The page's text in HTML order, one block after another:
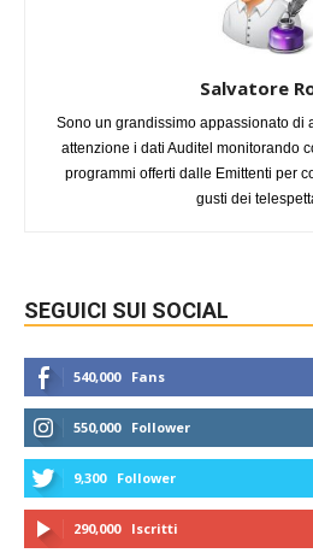
Salvatore
Sono un grandissimo appassionato di
attenzione i dati Auditel monitorando
programmi offerti dalle Emittenti per
gusti dei
SEGUICI SUI SOCIAL
540,000 Fans
550,000 Follower
9,300 Follower
290,000 Iscritti